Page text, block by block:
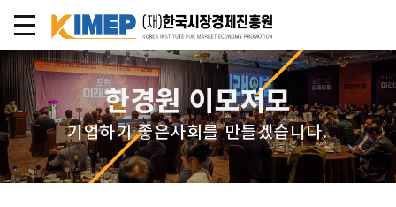
한경원 이모저모
기업하기 좋은사회를 만들겠습니다.